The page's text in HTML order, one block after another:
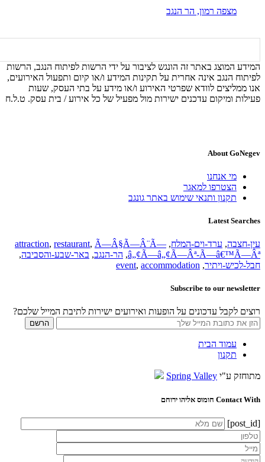
מצפה רמון, הר הנגב
המידע המוצג באתר זה הונגש לציבור על ידי הרשות לפיתוח הנגב, הרשות
לפיתוח הנגב אינה אחרית על תקינות המידע ו/או קיום ותפעול האירועים,
אנו ממליצים לוודא שפרטי האירוע ו/או מידע על בתי העסק, שעות
פעילות ומיקום עדכנים ישירות מול מפעיל של כל אירוע / בית עסק. ט.ל.ח
About GoNegev
מי אנחנו
הצטרפו למאגר
תקנון ותנאי שימוש באתר גונגב
Latest Searches
עין-חצבה, ערד-וים-המלח,
attraction, restaurant, Ã—Â§Ã—Â¨Ã—
â„¢Ã—â„¢Ã—Âª-Ã—â€™Ã—Âª
, הר-הנגב, באר-שבע-והסביבה,
חבל-לכיש-ויתיר,
event, accommodation
Subscribe to our newsletter
רוצים לקבל עדכונים על הופעות ואירועים ישירות לתיבת המייל שלכם?
עמוד הבית
תקנון
מתוחזק ע"י Spring Valley
Contact With חומוס אליהו ירוחם
[post_id]